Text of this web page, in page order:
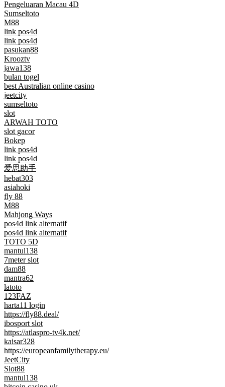
Pengeluaran Macau 4D
Sumseltoto
M88
link pos4d
link pos4d
pasukan88
Krooztv
jawa138
bulan togel
best Australian online casino
jeetcity
sumseltoto
slot
ARWAH TOTO
slot gacor
Bokep
link pos4d
link pos4d
爱思助手
hebat303
asiahoki
fly 88
M88
Mahjong Ways
pos4d link alternatif
pos4d link alternatif
TOTO 5D
mantul138
7meter slot
dam88
mantra62
latoto
123FAZ
harta11 login
https://fly88.deal/
ibosport slot
https://atlaspro-tv4k.net/
kaisar328
https://europeanfamilytherapy.eu/
JeetCity
Slot88
mantul138